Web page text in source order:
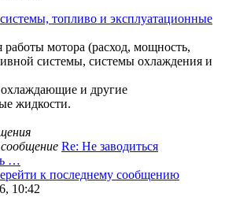
топливо и эксплуатационные
работы мотора (расход, мощность,
системы, системы охлаждения и
и другие
жидкости.
Re: Не заводиться
…
к последнему сообщению
10:42